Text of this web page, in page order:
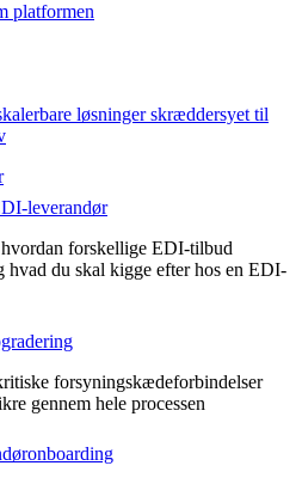
platformen
løsninger skræddersyet til
leverandør
forskellige EDI-tilbud
hvad du skal kigge efter hos en EDI-
forsyningskædeforbindelser
gennem hele processen